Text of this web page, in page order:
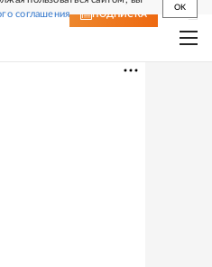
соглашения
OK
ПОДПИСКА